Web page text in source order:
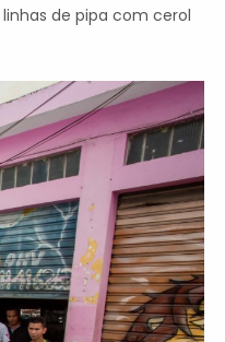
de pipa com cerol